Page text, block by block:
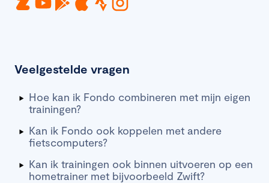
Veelgestelde vragen
Hoe kan ik Fondo combineren met mijn eigen
trainingen?
Kan ik Fondo ook koppelen met andere
fietscomputers?
Kan ik trainingen ook binnen uitvoeren op een
hometrainer met bijvoorbeeld Zwift?